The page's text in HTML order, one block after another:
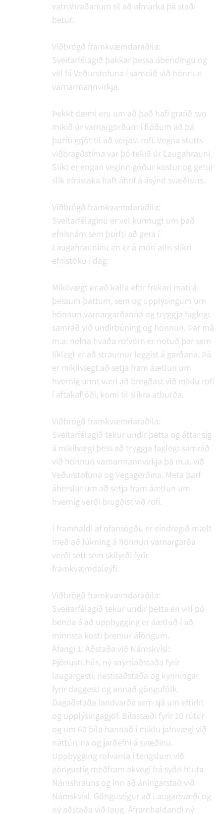
vatnshraðanum til að afmarka þá staði
betur.
Viðbrögð framkvæmdaraðila:
Sveitarfélagið þakkar þessa ábendingu og
vill fá Veðurstofuna í samráð við hönnun
varnarmannvirkja.
Þekkt dæmi eru um að það hafi grafið svo
mikið úr varnargörðum í flóðum að þá
þurfti grjót til að verjast rofi. Vegna stutts
viðbragðstíma var þó tekið úr Laugahrauni.
Slíkt er engan veginn góður kostur og getur
slík efnistaka haft áhrif á ásýnd svæðisins.
Viðbrögð framkvæmdaraðila:
Sveitarfélaginu er vel kunnugt um það
efnisnám sem þurfti að gera í
Laugahrauninu en er á móti allri slíkri
efnistöku í dag.
Mikilvægt er að kalla eftir frekari mati á
þessum þáttum, sem og upplýsingum um
hönnun varnargarðanna og tryggja faglegt
samráð við undirbúning og hönnun. Þar má
m.a. nefna hvaða rofvörn er notuð þar sem
líklegt er að straumur leggist á garðana. Þá
er mikilvægt að setja fram áætlun um
hvernig unnt væri að bregðast við miklu rofi
í aftakaflóði, komi til slíkra atburða.
Viðbrögð framkvæmdaraðila:
Sveitarfélagið tekur undir þetta og áttar sig
á mikilvægi þess að tryggja faglegt samráð
við hönnun varnarmannvirkja þá m.a. við
Veðurstofuna og Vegagerðina. Meta þarf
áherslur um að setja fram áætlun um
hvernig verði brugðist við rofi.
Í framhaldi af ofansögðu er eindregið mælt
með að lúkning á hönnun varnargarða
verði sett sem skilyrði fyrir
framkvæmdaleyfi.
Viðbrögð framkvæmdaraðila:
Sveitarfélagið tekur undir þetta en vill þó
benda á að uppbygging er áætluð í að
minnsta kosti þremur áföngum.
Áfangi 1: Aðstaða við Námskvísl:
Þjónustuhús, ný snyrtiaðstaða fyrir
laugargesti, nestisaðstaða og kynningar
fyrir daggesti og annað göngufólk.
Dagaðstaða landvarða sem sjá um eftirlit
og upplýsingagjöf. Bílastæði fyrir 10 rútur
og um 60 bíla hannað í miklu jafnvægi við
náttúruna og jarðefni á svæðinu.
Uppbygging rofvarna í tengslum við
göngustíg meðfram akvegi frá syðri hluta
Námshrauns og inn að áningarstað við
Námskvísl. Göngustígur að Laugarsvæði og
ný aðstaða við laug. Áframhaldandi ný